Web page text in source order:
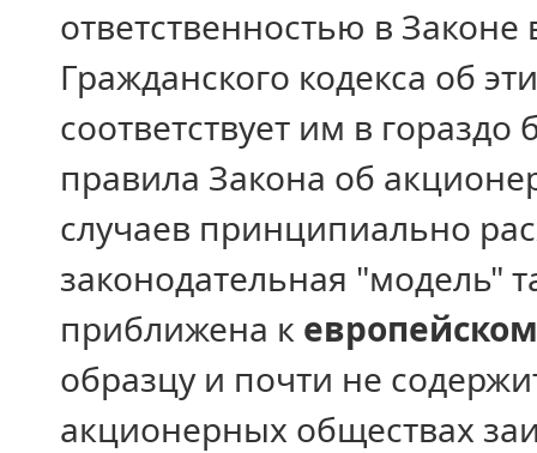
ответственностью в
Гражданского кодекса об
соответствует им в
правила Закона об
случаев принципиально
законодательная "модель"
приближена к
образцу и почти не
акционерных обществах